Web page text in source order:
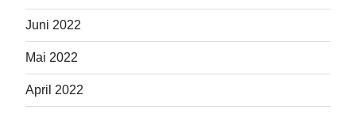
Juni 2022
Mai 2022
April 2022